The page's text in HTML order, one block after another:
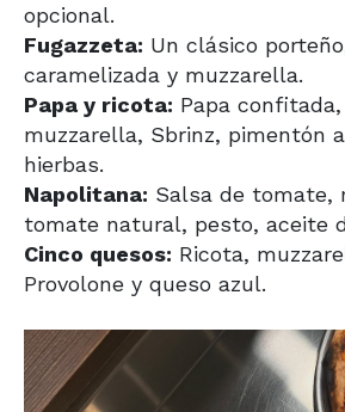
opcional.
Fugazzeta: Un clásico
caramelizada y muzzarella.
Papa y ricota: Papa
muzzarella, Sbrinz, pimentón
hierbas.
Napolitana: Salsa de tomate,
tomate natural, pesto, aceite
Cinco quesos: Ricota,
Provolone y queso azul.